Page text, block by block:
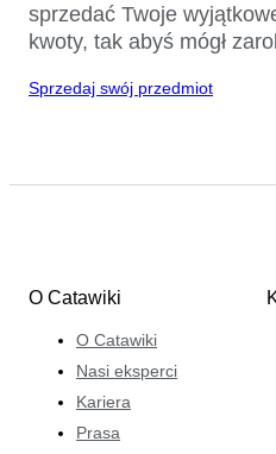
sprzedać Twoje
kwoty, tak abyś mógł
Sprzedaj swój przedmiot
O Catawiki
O Catawiki
Nasi eksperci
Kariera
Prasa